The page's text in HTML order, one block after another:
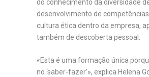
do conhecimento da diversidade
desenvolvimento de
cultura ética dentro da empresa,
também de descoberta pessoal.
«Esta é uma formação única
no ‘saber-fazer’», explica Helena